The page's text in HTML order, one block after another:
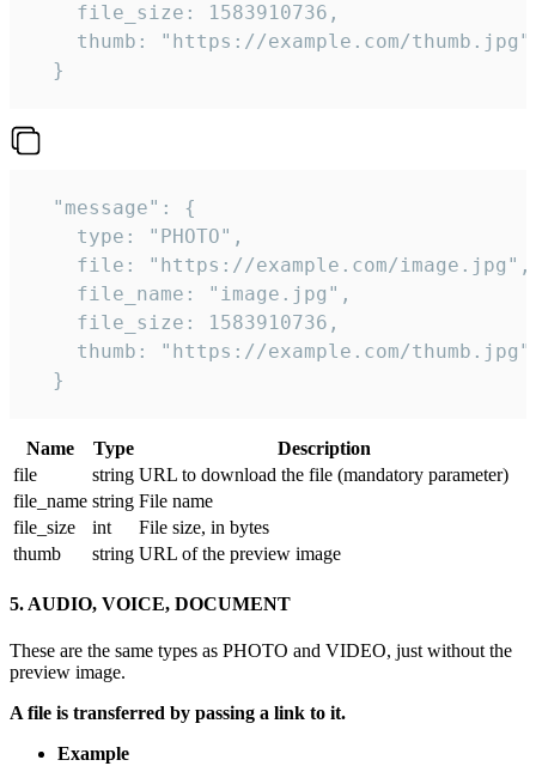
    file_size: 1583910736,
    thumb: "https://example.com/thumb.jpg"
  }
  "message": {
    type: "PHOTO",
    file: "https://example.com/image.jpg",
    file_name: "image.jpg",
    file_size: 1583910736,
    thumb: "https://example.com/thumb.jpg"
  }
Name Type
Description
file
string URL to download the file (mandatory parameter)
file_name string File name
file_size
int
File size, in bytes
thumb
string URL of the preview image
5. AUDIO, VOICE, DOCUMENT
These are the same types as PHOTO and VIDEO, just without the
preview image.
A file is transferred by passing a link to it.
Example